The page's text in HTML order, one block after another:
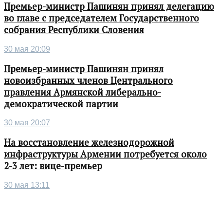
Премьер-министр Пашинян принял делегацию
во главе с председателем Государственного
собрания Республики Словения
30 мая 20:09
Премьер-министр Пашинян принял
новоизбранных членов Центрального
правления Армянской либерально-
демократической партии
30 мая 20:07
На восстановление железнодорожной
инфраструктуры Армении потребуется около
2-3 лет: вице-премьер
30 мая 13:11